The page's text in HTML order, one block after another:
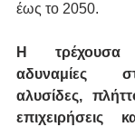
έως το 2050.
Η τρέχουσα
αδυναμίες
αλυσίδες,
επιχειρήσεις